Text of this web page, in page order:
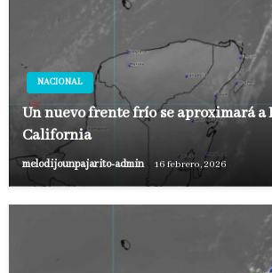
NACIONAL
Un nuevo frente frío se aproximará a
California
melodijounpajarito-admin 16 febrero, 2026